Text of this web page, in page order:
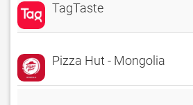
TagTaste
Pizza Hut - Mongolia